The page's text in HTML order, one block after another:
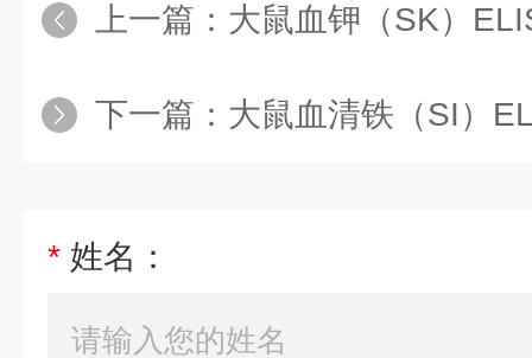
上一篇： 大鼠血钾（SK）
下一篇： 大鼠血清铁（SI）
* 姓名：